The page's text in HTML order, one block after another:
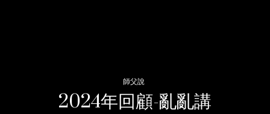
師父說
2024年回顧-亂亂講